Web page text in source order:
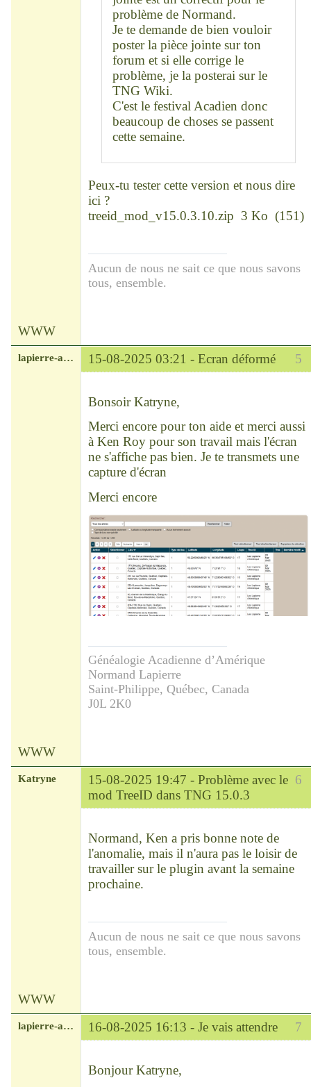
problème de Normand.
Je te demande de bien vouloir
poster la pièce jointe sur ton
forum et si elle corrige le
problème, je la posterai sur le
TNG Wiki.
C'est le festival Acadien donc
beaucoup de choses se passent
cette semaine.
Peux-tu tester cette version et nous dire
ici ?
treeid_mod_v15.0.3.10.zip 3 Ko (151)
Aucun de nous ne sait ce que nous savons
tous, ensemble.
WWW
5
lapierre-amerique 15-08-2025 03:21 - Ecran déformé
Bonsoir Katryne,
Merci encore pour ton aide et merci aussi
à Ken Roy pour son travail mais l'écran
ne s'affiche pas bien. Je te transmets une
capture d'écran
Merci encore
Généalogie Acadienne d’Amérique
Normand Lapierre
Saint-Philippe, Québec, Canada
J0L 2K0
WWW
6
Katryne 15-08-2025 19:47 - Problème avec le
mod TreeID dans TNG 15.0.3
Normand, Ken a pris bonne note de
l'anomalie, mais il n'aura pas le loisir de
travailler sur le plugin avant la semaine
prochaine.
Aucun de nous ne sait ce que nous savons
tous, ensemble.
WWW
7
lapierre-amerique 16-08-2025 16:13 - Je vais attendre
Bonjour Katryne,